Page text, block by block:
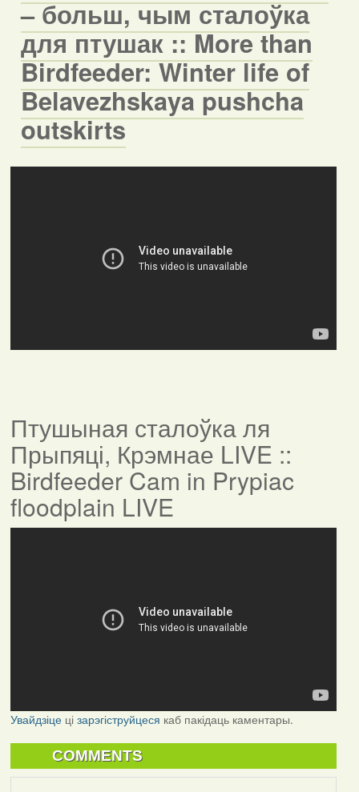
– больш, чым сталоўка
для птушак :: More than
Birdfeeder: Winter life of
Belavezhskaya pushcha
outskirts
Птушыная сталоўка ля
Прыпяці, Крэмнае LIVE ::
Birdfeeder Cam in Prypiac
floodplain LIVE
Увайдзіцеці зарэгіструйцеся каб пакідаць каментары.
COMMENTS